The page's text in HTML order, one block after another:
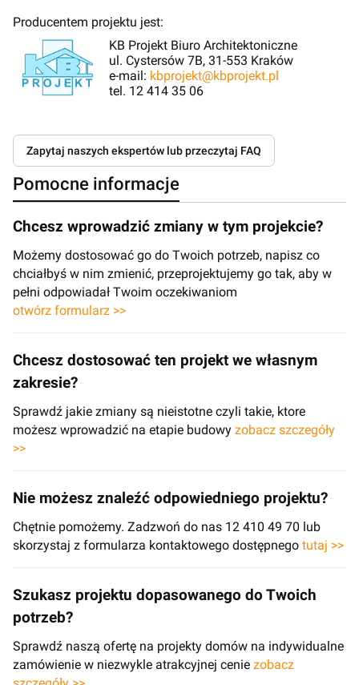
Producentem projektu jest:
KB Projekt Biuro Architektoniczne
ul. Cystersów 7B, 31-553 Kraków
e-mail: kbprojekt@kbprojekt.pl
tel. 12 414 35 06
Zapytaj naszych ekspertów lub przeczytaj FAQ
Pomocne informacje
Chcesz wprowadzić zmiany w tym projekcie?
Możemy dostosować go do Twoich potrzeb, napisz co
chciałbyś w nim zmienić, przeprojektujemy go tak, aby w
pełni odpowiadał Twoim oczekiwaniom
otwórz formularz >>
Chcesz dostosować ten projekt we własnym
zakresie?
Sprawdź jakie zmiany są nieistotne czyli takie, ktore
możesz wprowadzić na etapie budowy zobacz szczegóły
>>
Nie możesz znaleźć odpowiedniego projektu?
Chętnie pomożemy. Zadzwoń do nas 12 410 49 70 lub
skorzystaj z formularza kontaktowego dostępnego tutaj >>
Szukasz projektu dopasowanego do Twoich
potrzeb?
Sprawdź naszą ofertę na projekty domów na indywidualne
zamówienie w niezwykle atrakcyjnej cenie zobacz